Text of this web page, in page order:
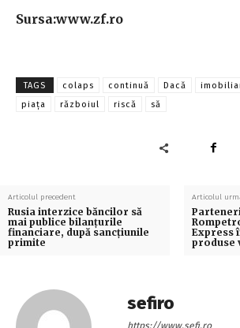
Sursa:www.zf.ro
TAGS colaps continuă Dacă
piața
războiul riscă să
Articolul precedent
Rusia interzice băncilor să
mai publice bilanțurile
financiare, după sancțiunile
primite
Articolul
Express
produse
sefiro
https://www.sefi.ro